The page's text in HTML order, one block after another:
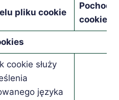
pliku cookie
cookie
cookie służy
języka